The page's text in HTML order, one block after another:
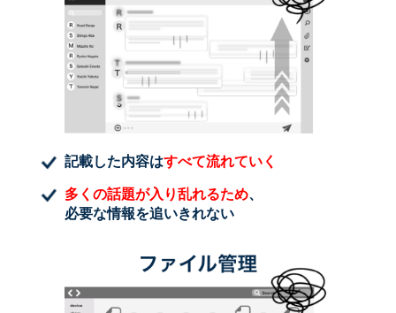
記載した内容はすべて流れていく
多くの話題が入り乱れるため、
必要な情報を追いきれない